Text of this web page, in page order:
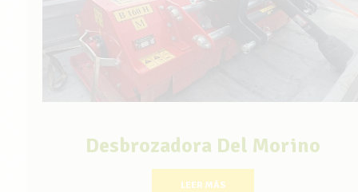
Desbrozadora Del Morino
LEER MÁS